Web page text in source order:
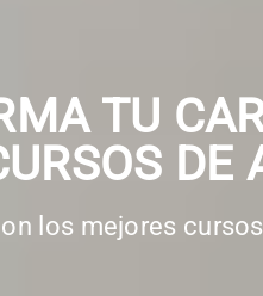
TU
DE
los mejores